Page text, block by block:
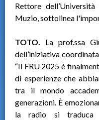
Rettore
Muzio, sottolinea
TOTO. La prof.ssa
dell’iniziativa
“Il FRU 2025 è
di esperienze che
tra il mondo
generazioni. È
la radio si traduca